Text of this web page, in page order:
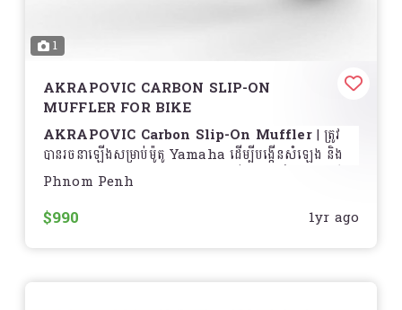
Wave, Dream, Click, PCX,
Scoopy, ADV, CBR
ដែល
មានរចនាបទខុសគ្នា ពីប្រព័ន្ធសម្អាតខ្យល់របស់ម៉ូតូ
Wet Type និង Dry Type Air Cleaner
សមត្ថភាពការបើកបរ ️
រថយន្ត Honda ផ្សេងៗ
Engine
Air Filter រថយន្ត Honda ប្រភេទAir Filter
សម្រាប់រថយន្ត Honda ជាធម្មតាត្រូវបានធ្វើឡើងជាប្រភេទ
Filter
សំរាប់ការជួសជុល ឬការជំនួស Air Filter
, ត្រូវតែអនុវត្តតាម
ការណែនាំពីអ្នកផលិតនិងជំនួយជាក់លាក់សម្រាប់ម៉ូដែលរថយន្ត
របស់អ្នក! ️
1
AKRAPOVIC CARBON SLIP-ON
MUFFLER FOR BIKE
AKRAPOVIC Carbon Slip-On Muffler ត្រូវ
បានរចនាឡើងសម្រាប់ម៉ូតូ Yamaha ដើម្បីបង្កើនសំឡេង និង
បន្ថែមការអនុវត្តតាមកម្រិតកំពូលក្នុងការបើកបរ ប្រព័ន្ធឧបករណ៍
ដែលមានភាពធន់ទ្រាំ និងទំនើប
Phnom Penh
$990 1yr ago